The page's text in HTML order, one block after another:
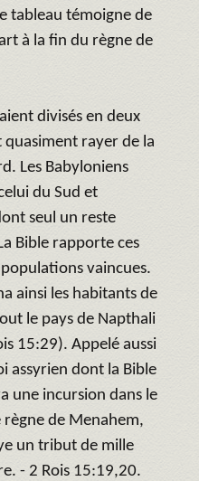
tableau témoigne de
à la fin du règne de
divisés en deux
quasiment rayer de la
Les Babyloniens
du Sud et
seul un reste
Bible rapporte ces
vaincues.
ainsi les habitants de
le pays de Napthali
15:29). Appelé aussi
assyrien dont la Bible
une incursion dans le
règne de Menahem,
un tribut de mille
- 2 Rois 15:19,20.